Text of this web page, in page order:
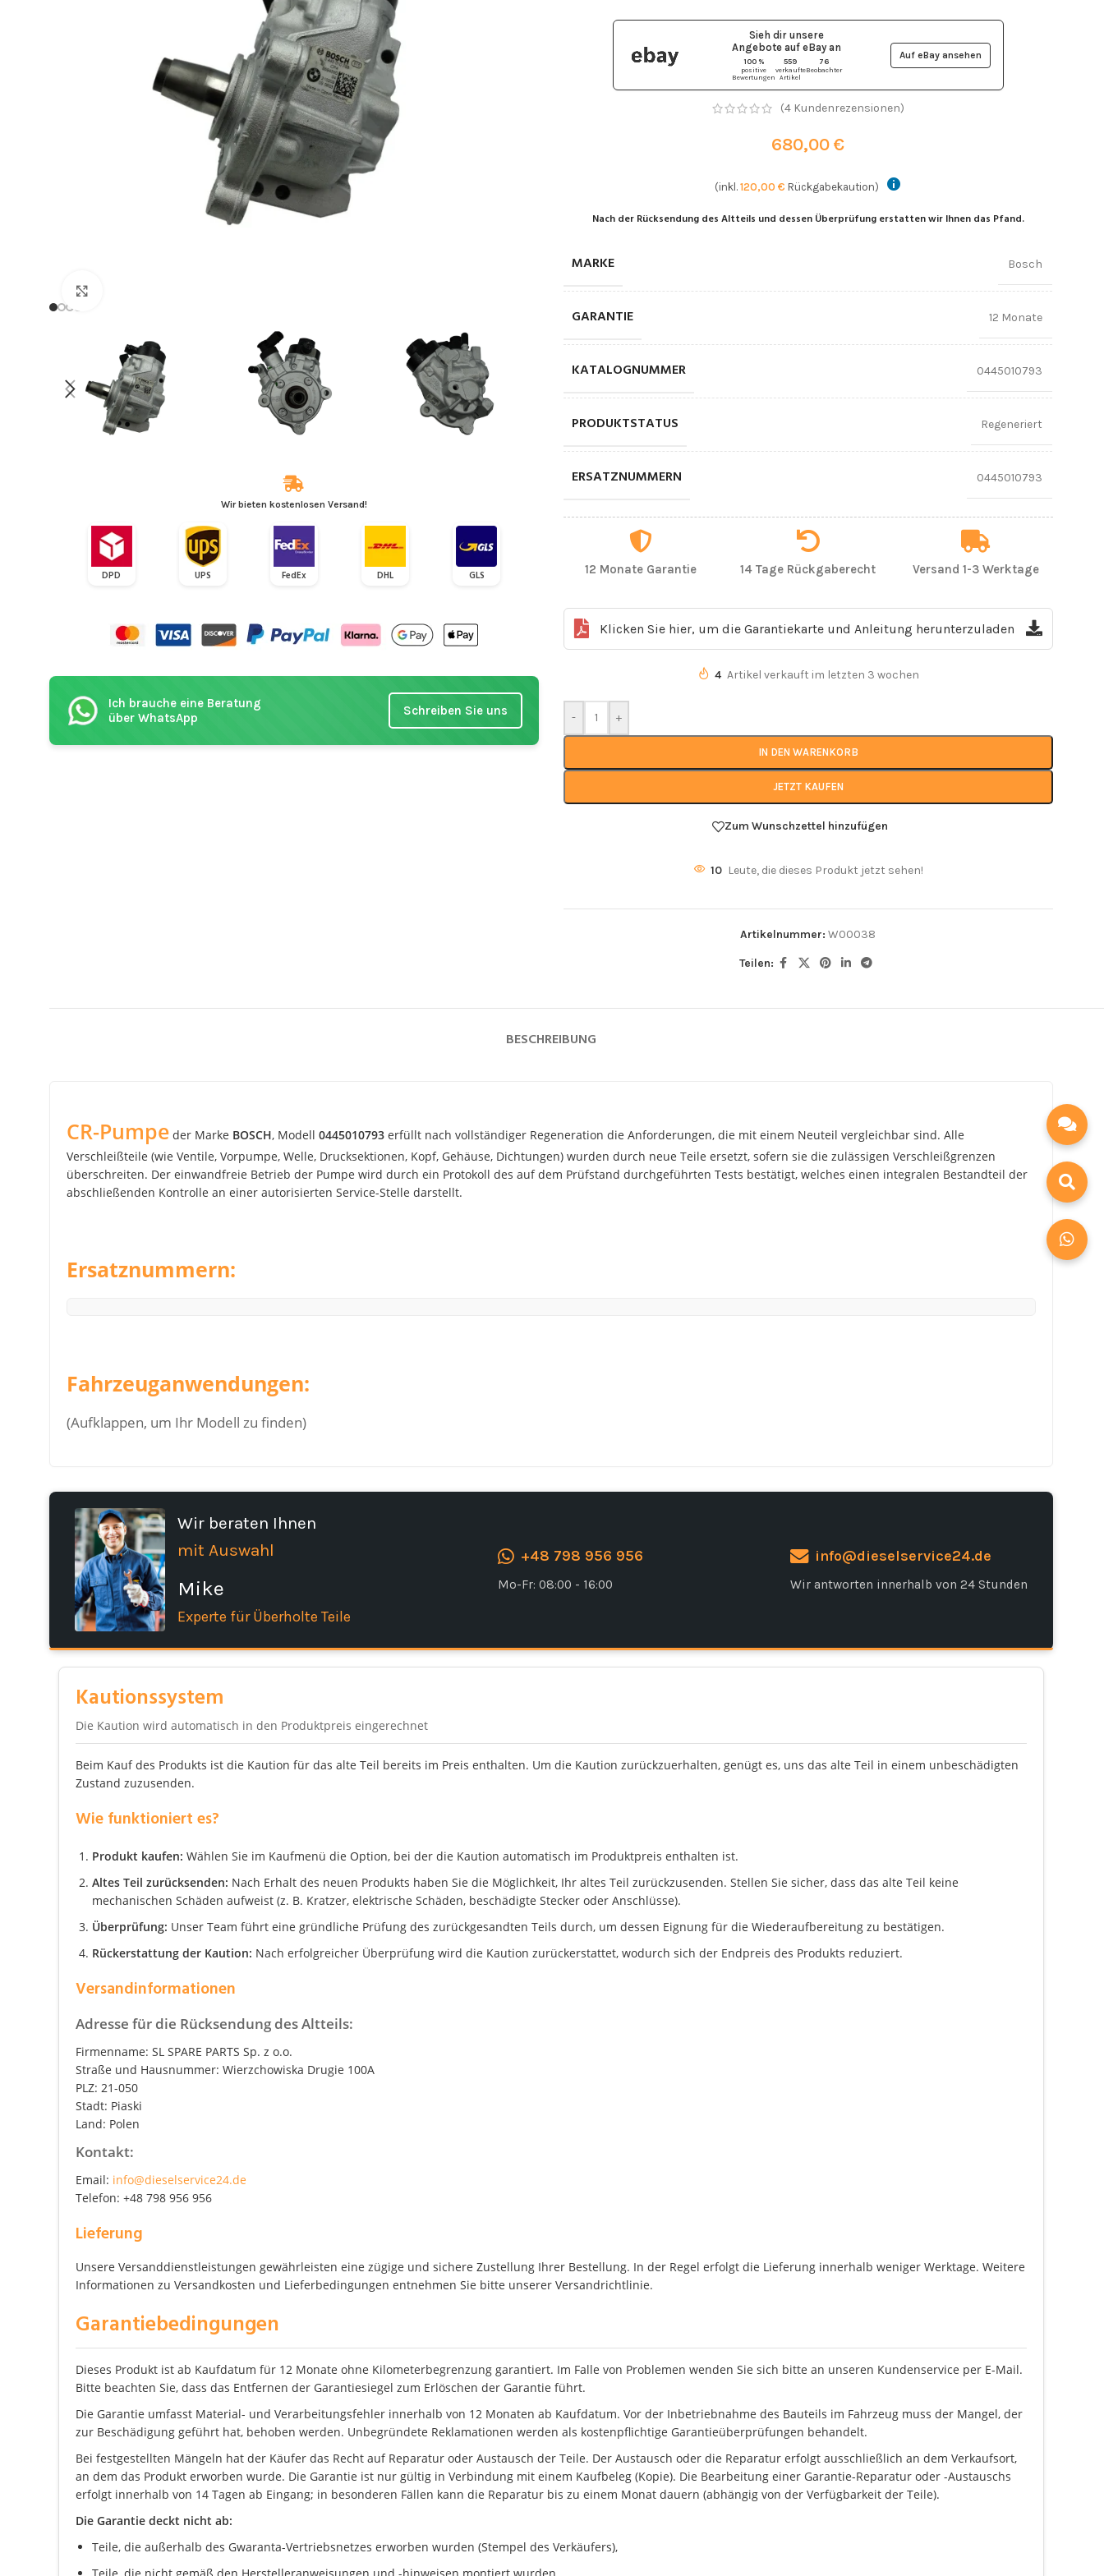
Wir bieten kostenlosen Versand!
DPD UPS FedEx DHL GLS
Ich brauche eine Beratung
über WhatsApp
Schreiben Sie uns
Sieh dir unsere
Angebote auf eBay an
100 %
positive
Bewertungen
559
verkaufte
Artikel
76
Beobachter
Auf eBay ansehen
(4Kundenrezensionen)
680,00€
(inkl. 120,00 € Rückgabekaution)
Nach der Rücksendung des Altteils und dessen Überprüfung erstatten wir Ihnen das Pfand.
MARKE Bosch
GARANTIE 12 Monate
KATALOGNUMMER 0445010793
PRODUKTSTATUS Regeneriert
ERSATZNUMMERN 0445010793
12 Monate Garantie 14 Tage Rückgaberecht Versand 1-3 Werktage
Klicken Sie hier, um die Garantiekarte und Anleitung herunterzuladen
4 Artikel verkauft im letzten 3 wochen
- +
IN DEN WARENKORB
JETZT KAUFEN
Zum Wunschzettel hinzufügen
10 Leute, die dieses Produkt jetzt sehen!
Artikelnummer:W00038
Teilen:
BESCHREIBUNG
CR-Pumpe der Marke BOSCH, Modell 0445010793 erfüllt nach vollständiger Regeneration die Anforderungen, die mit einem Neuteil vergleichbar sind. Alle
Verschleißteile (wie Ventile, Vorpumpe, Welle, Drucksektionen, Kopf, Gehäuse, Dichtungen) wurden durch neue Teile ersetzt, sofern sie die zulässigen Verschleißgrenzen
überschreiten. Der einwandfreie Betrieb der Pumpe wird durch ein Protokoll des auf dem Prüfstand durchgeführten Tests bestätigt, welches einen integralen Bestandteil der
abschließenden Kontrolle an einer autorisierten Service-Stelle darstellt.
Ersatznummern:
Fahrzeuganwendungen:
(Aufklappen, um Ihr Modell zu finden)
Wir beraten Ihnen
mit Auswahl
Mike
Experte für Überholte Teile
+48 798 956 956
Mo-Fr: 08:00 - 16:00
info@dieselservice24.de
Wir antworten innerhalb von 24 Stunden
Kautionssystem
Die Kaution wird automatisch in den Produktpreis eingerechnet
Beim Kauf des Produkts ist die Kaution für das alte Teil bereits im Preis enthalten. Um die Kaution zurückzuerhalten, genügt es, uns das alte Teil in einem unbeschädigten
Zustand zuzusenden.
Wie funktioniert es?
Produkt kaufen: Wählen Sie im Kaufmenü die Option, bei der die Kaution automatisch im Produktpreis enthalten ist.
Altes Teil zurücksenden: Nach Erhalt des neuen Produkts haben Sie die Möglichkeit, Ihr altes Teil zurückzusenden. Stellen Sie sicher, dass das alte Teil keine
mechanischen Schäden aufweist (z. B. Kratzer, elektrische Schäden, beschädigte Stecker oder Anschlüsse).
Überprüfung: Unser Team führt eine gründliche Prüfung des zurückgesandten Teils durch, um dessen Eignung für die Wiederaufbereitung zu bestätigen.
Rückerstattung der Kaution: Nach erfolgreicher Überprüfung wird die Kaution zurückerstattet, wodurch sich der Endpreis des Produkts reduziert.
Versandinformationen
Adresse für die Rücksendung des Altteils:
Firmenname: SL SPARE PARTS Sp. z o.o.
Straße und Hausnummer: Wierzchowiska Drugie 100A
PLZ: 21-050
Stadt: Piaski
Land: Polen
Kontakt:
Email: info@dieselservice24.de
Telefon: +48 798 956 956
Lieferung
Unsere Versanddienstleistungen gewährleisten eine zügige und sichere Zustellung Ihrer Bestellung. In der Regel erfolgt die Lieferung innerhalb weniger Werktage. Weitere
Informationen zu Versandkosten und Lieferbedingungen entnehmen Sie bitte unserer Versandrichtlinie.
Garantiebedingungen
Dieses Produkt ist ab Kaufdatum für 12 Monate ohne Kilometerbegrenzung garantiert. Im Falle von Problemen wenden Sie sich bitte an unseren Kundenservice per E-Mail.
Bitte beachten Sie, dass das Entfernen der Garantiesiegel zum Erlöschen der Garantie führt.
Die Garantie umfasst Material- und Verarbeitungsfehler innerhalb von 12 Monaten ab Kaufdatum. Vor der Inbetriebnahme des Bauteils im Fahrzeug muss der Mangel, der
zur Beschädigung geführt hat, behoben werden. Unbegründete Reklamationen werden als kostenpflichtige Garantieüberprüfungen behandelt.
Bei festgestellten Mängeln hat der Käufer das Recht auf Reparatur oder Austausch der Teile. Der Austausch oder die Reparatur erfolgt ausschließlich an dem Verkaufsort,
an dem das Produkt erworben wurde. Die Garantie ist nur gültig in Verbindung mit einem Kaufbeleg (Kopie). Die Bearbeitung einer Garantie-Reparatur oder -Austauschs
erfolgt innerhalb von 14 Tagen ab Eingang; in besonderen Fällen kann die Reparatur bis zu einem Monat dauern (abhängig von der Verfügbarkeit der Teile).
Die Garantie deckt nicht ab:
Teile, die außerhalb des Gwaranta-Vertriebsnetzes erworben wurden (Stempel des Verkäufers),